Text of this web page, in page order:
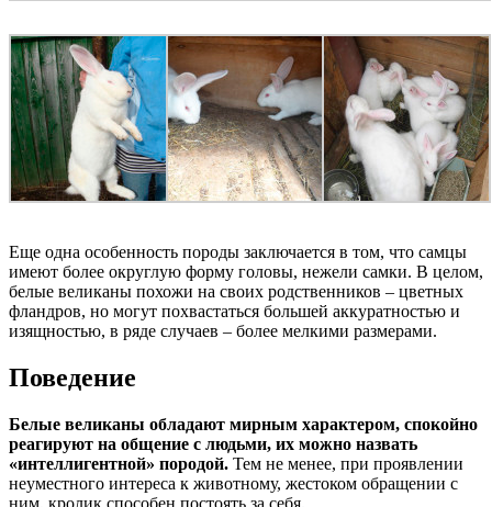
Еще одна особенность породы заключается в том, что самцы
имеют более округлую форму головы, нежели самки. В целом,
белые великаны похожи на своих родственников – цветных
фландров, но могут похвастаться большей аккуратностью и
изящностью, в ряде случаев – более мелкими размерами.
Поведение
Белые великаны обладают мирным характером, спокойно
реагируют на общение с людьми, их можно назвать
«интеллигентной» породой. Тем не менее, при проявлении
неуместного интереса к животному, жестоком обращении с